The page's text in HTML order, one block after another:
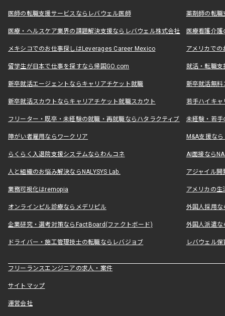
医師の転職支援サービスならレバウェル医師 薬剤師の転
医療・ヘルスケア業界の課題解決支援ならレバウェル株式会社 医療看護介
メキシコでのお仕事探しはLeverages Career Mexico アメリカで
留学生が日本で仕事を探すなら帰国GO.com 就活・転職
新卒就活エージェントならキャリアチケット就職 新卒就活無料
新卒就活スカウトならキャリアチケット就職スカウト 若手ハイキ
フリーター・既卒・未経験の就職・再就職ならハタラクティブ 未経験・若手
障がい者雇用ならワークリア M&A支援な
らくらく入退院支援システムならわんコネ AI面接なら
人と組織のお悩み解決ならNALYSYS Lab. アジャイル
業務可視化はremopia アメリカの
オンラインピル診療ならメデリピル 外国人採用
企業研究・選考対策ならFactBoard(ファクトボード) 外国人派遣な
ドライバー・施工管理技士の転職ならレバジョブ レバウェル
フリーランスエンジニアの求人・案件
サイトマップ
運営会社